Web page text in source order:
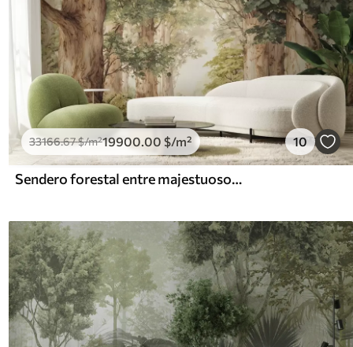
33166.67$/m²19900 .00 $/m² 10
Sendero forestal entre majestuosos árboles en estilo acuarela